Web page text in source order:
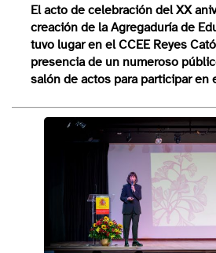
El acto de celebración del XX
creación de la Agregaduría de
tuvo lugar en el CCEE Reyes
presencia de un numeroso
salón de actos para participar en